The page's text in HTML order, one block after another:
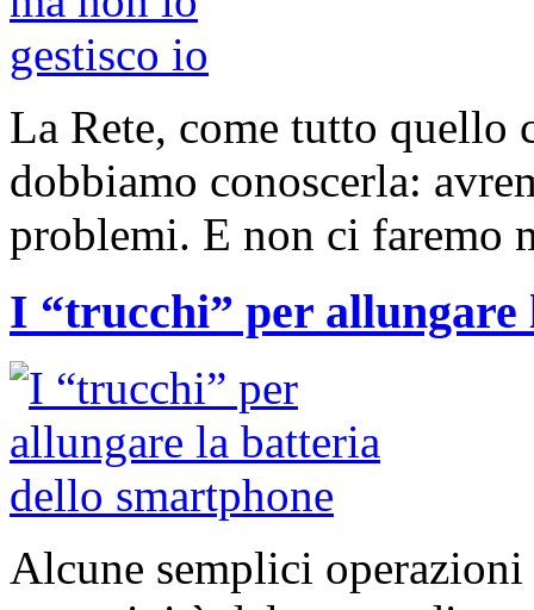
La Rete, come tutto quello
dobbiamo conoscerla:
problemi. E non ci faremo
I “trucchi” per
Alcune semplici operazioni